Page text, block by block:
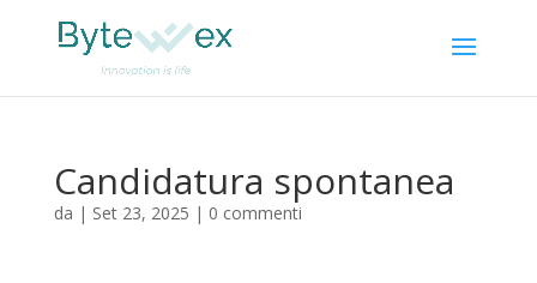
Candidatura spontanea
da | Set 23, 2025 | 0 commenti